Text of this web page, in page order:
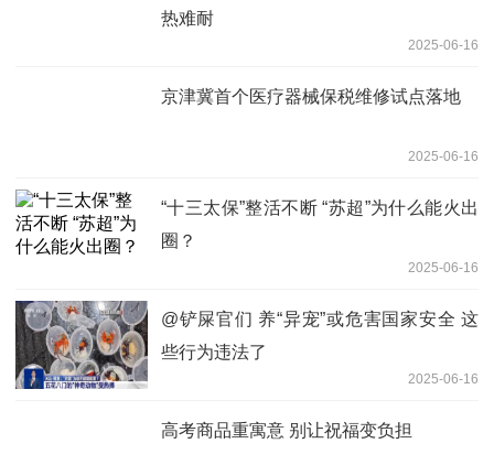
热难耐
2025-06-16
京津冀首个医疗器械保税维修试点落地
2025-06-16
“十三太保”整活不断 “苏超”为什么能火出
圈？
2025-06-16
@铲屎官们 养“异宠”或危害国家安全 这
些行为违法了
2025-06-16
高考商品重寓意 别让祝福变负担